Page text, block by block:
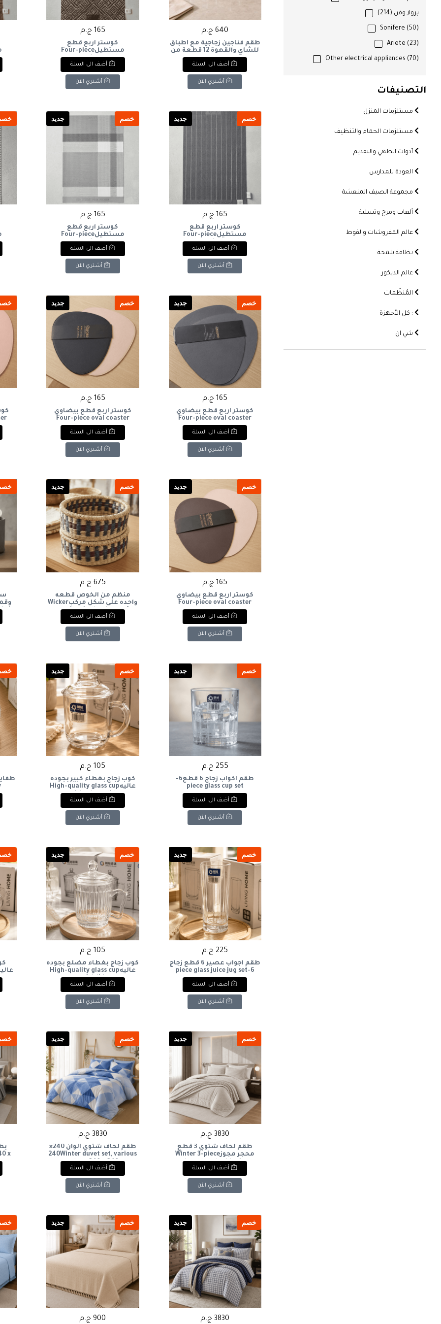
برواز وفن (214)
Sonifere (50)
Ariete (23)
Other electrical appliances (70)
التصنيفات
مستلزمات المنزل
مستلزمات الحمام والتنظيف
أدوات الطهي والتقديم
العودة للمدارس
مجموعة الصيف المنعشة
ألعاب ومرح وتسلية
عالم المفروشات والفوط
نظافة بلمحة
عالم الديكور
المُنظّمات
: كل الأجهزة
شي ان
640 ج.م
طقم فناجين زجاجية مع أطباق
للشاي والقهوة 12 قطعة من
باشاباجي - موديل فيلا
(Paşabahçe Vela 12 Pcs Glass
Tea Set). |: Paşabahçe Vela
12-Piece Glass Cups and
Saucers Set.
أضف الى السلة
أشتري الآن
165 ج.م
كوستر اربع قطع
مستطيلFour-piece
rectangular coaster
أضف الى السلة
أشتري الآن
خصم جديد
165 ج.م
كوستر اربع قطع
مستطيلFour-piece
rectangular coaster
أضف الى السلة
أشتري الآن
خصم جديد
165 ج.م
كوستر اربع قطع
مستطيلFour-piece
rectangular coaster
أضف الى السلة
أشتري الآن
خصم جديد
165 ج.م
كوستر اربع قطع بيضاوي
Four-piece oval coaster
أضف الى السلة
أشتري الآن
خصم جديد
165 ج.م
كوستر اربع قطع بيضاوي
Four-piece oval coaster
أضف الى السلة
أشتري الآن
خصم جديد
165 ج.م
كوستر اربع قطع بيضاوي
Four-piece oval coaster
أضف الى السلة
أشتري الآن
خصم جديد
675 ج.م
منظم من الخوص قطعه
واحده على شكل مركبWicker
organizer in the shape of a
boat
أضف الى السلة
أشتري الآن
خصم جديد
255 ج.م
طقم اكواب زجاج 6 قطع6-
piece glass cup set
أضف الى السلة
أشتري الآن
خصم جديد
105 ج.م
كوب زجاج بغطاء كبير بجوده
عاليهHigh-quality glass cup
with a large lid
أضف الى السلة
أشتري الآن
خصم جديد
225 ج.م
طقم اجواب عصير 6 قطع زجاج
6-piece glass juice jug set
أضف الى السلة
أشتري الآن
خصم جديد
105 ج.م
كوب زجاج بغطاء مضلع بجوده
عاليهHigh-quality glass cup
with lid
أضف الى السلة
أشتري الآن
خصم جديد
3830 ج.م
طقم لحاف شتوي 3 قطع
محجر مجوزWinter 3-piece
duvet set, double size
أضف الى السلة
أشتري الآن
خصم جديد
3830 ج.م
طقم لحاف شتوي الوان 240×
240Winter duvet set, various
colors, 240 x 240
أضف الى السلة
أشتري الآن
x
خصم جديد
3830 ج.م
خصم جديد
900 ج.م